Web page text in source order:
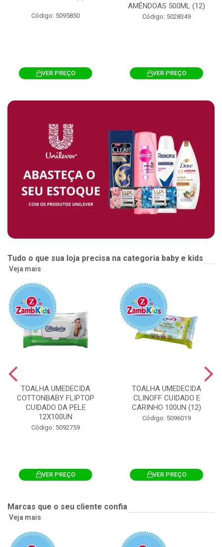
Código: 5095850
VER PREÇO
AMÊNDOAS 500ML (12)
Código: 5028349
VER PREÇO
Tudo o que sua loja precisa na categoria baby e kids
Veja mais
TOALHA UMEDECIDA
COTTONBABY FLIPTOP
CUIDADO DA PELE
12X100UN
Código: 5092759
VER PREÇO
TOALHA UMEDECIDA
CLINOFF CUIDADO E
CARINHO 100UN (12)
Código: 5096019
VER PREÇO
Marcas que o seu cliente confia
Veja mais